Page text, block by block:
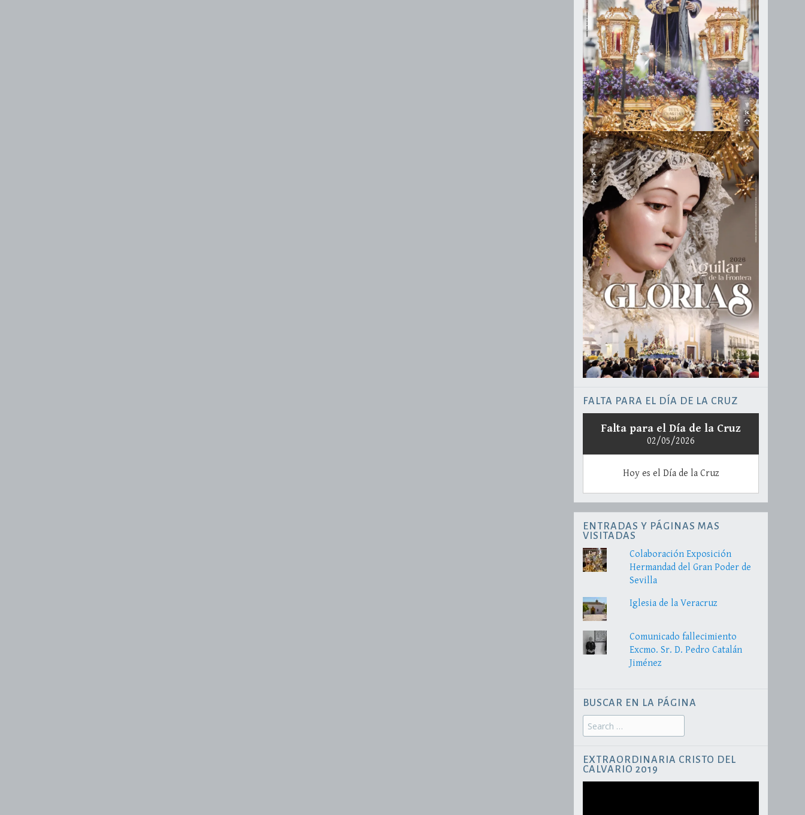
FALTA PARA EL DÍA DE LA CRUZ
Falta para el Día de la Cruz
02/05/2026
Hoy es el Día de la Cruz
ENTRADAS Y PÁGINAS MAS
VISITADAS
Colaboración Exposición
Hermandad del Gran Poder de
Sevilla
Iglesia de la Veracruz
Comunicado fallecimiento
Excmo. Sr. D. Pedro Catalán
Jiménez
BUSCAR EN LA PÁGINA
Search
for:
EXTRAORDINARIA CRISTO DEL
CALVARIO 2019